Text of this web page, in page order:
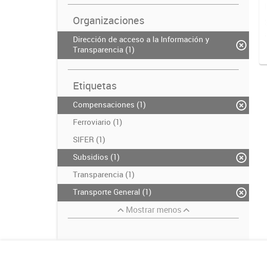
Organizaciones
Dirección de acceso a la Información y
Transparencia (1)
Etiquetas
Compensaciones (1)
Ferroviario (1)
SIFER (1)
Subsidios (1)
Transparencia (1)
Transporte General (1)
Mostrar menos